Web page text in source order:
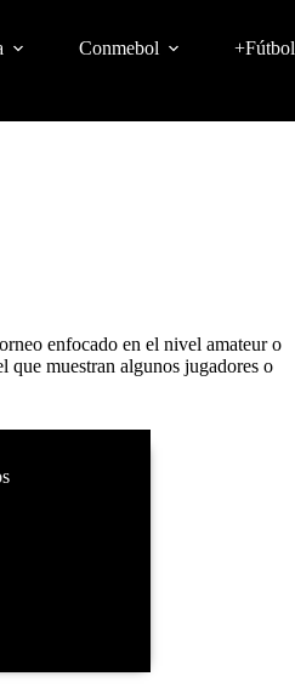
Conmebol +Fútbol
enfocado en el nivel amateur o
que muestran algunos jugadores o